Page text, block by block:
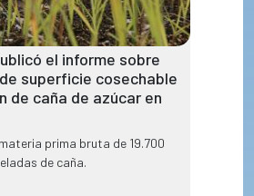
el informe sobre
superficie cosechable
de caña de azúcar en
prima bruta de 19.700
de caña.